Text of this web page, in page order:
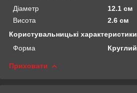
Діаметр
12.1 см
Висота
2.6 см
Користувальницькі характеристики
Форма
Круглий
Приховати